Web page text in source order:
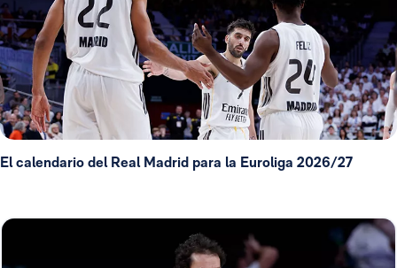
El calendario del Real Madrid para la Euroliga 2026/27